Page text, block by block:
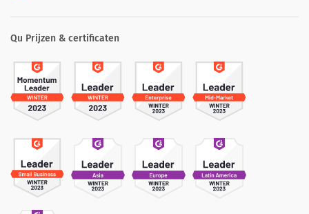
Qu Prijzen & certificaten